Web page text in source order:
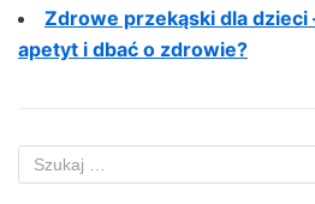
Zdrowe przekąski dla dzieci
apetyt i dbać o zdrowie?